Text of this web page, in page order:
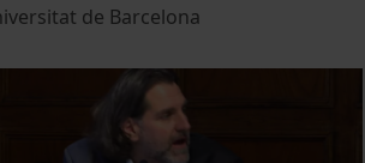
de Barcelona